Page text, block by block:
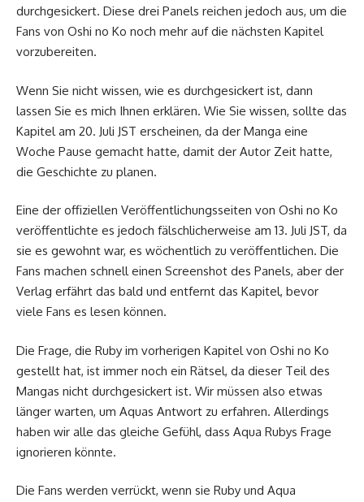
durchgesickert. Diese drei Panels reichen jedoch aus, um die
Fans von Oshi no Ko noch mehr auf die nächsten Kapitel
vorzubereiten.
Wenn Sie nicht wissen, wie es durchgesickert ist, dann
lassen Sie es mich Ihnen erklären. Wie Sie wissen, sollte das
Kapitel am 20. Juli JST erscheinen, da der Manga eine
Woche Pause gemacht hatte, damit der Autor Zeit hatte,
die Geschichte zu planen.
Eine der offiziellen Veröffentlichungsseiten von Oshi no Ko
veröffentlichte es jedoch fälschlicherweise am 13. Juli JST, da
sie es gewohnt war, es wöchentlich zu veröffentlichen. Die
Fans machen schnell einen Screenshot des Panels, aber der
Verlag erfährt das bald und entfernt das Kapitel, bevor
viele Fans es lesen können.
Die Frage, die Ruby im vorherigen Kapitel von Oshi no Ko
gestellt hat, ist immer noch ein Rätsel, da dieser Teil des
Mangas nicht durchgesickert ist. Wir müssen also etwas
länger warten, um Aquas Antwort zu erfahren. Allerdings
haben wir alle das gleiche Gefühl, dass Aqua Rubys Frage
ignorieren könnte.
Die Fans werden verrückt, wenn sie Ruby und Aqua